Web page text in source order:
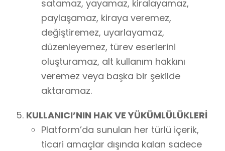
satamaz, yayamaz, kiralayamaz,
paylaşamaz, kiraya veremez,
değiştiremez, uyarlayamaz,
düzenleyemez, türev eserlerini
oluşturamaz, alt kullanım hakkını
veremez veya başka bir şekilde
aktaramaz.
KULLANICI’NIN HAK VE YÜKÜMLÜLÜKLERİ
Platform’da sunulan her türlü içerik,
ticari amaçlar dışında kalan sadece